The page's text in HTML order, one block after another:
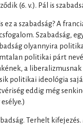
(6. v.). Pál is
ez a szabadság? A
Szabadság,
olyannyira
politikai párt
a liberalizmusnak
politikai ideológia
eddig még
Terhelt